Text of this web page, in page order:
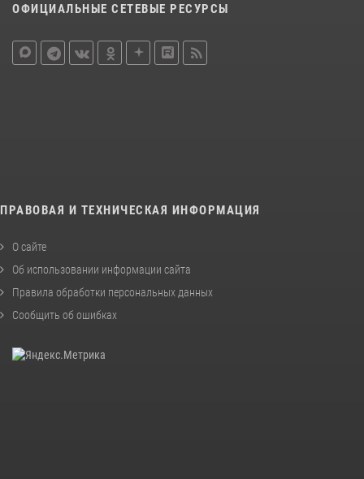
ОФИЦИАЛЬНЫЕ СЕТЕВЫЕ РЕСУРСЫ
ПРАВОВАЯ И ТЕХНИЧЕСКАЯ ИНФОРМАЦИЯ
О сайте
Об использовании информации сайта
Правила обработки персональных данных
Сообщить об ошибках